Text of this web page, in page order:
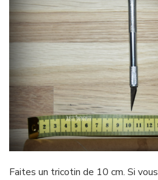
Faites un tricotin de 10 cm. Si